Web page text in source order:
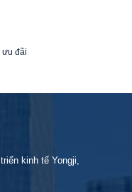
ưu đãi
kinh tế Yongji,